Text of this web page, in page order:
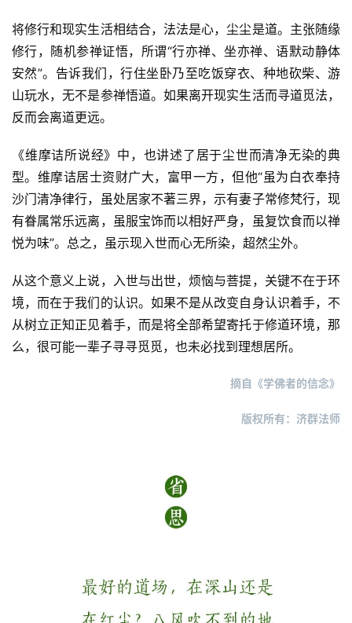
资
讯
八
点
僧
将修行和现实生活相结合，法法是心，尘尘是道。主张随缘
修行，随机参禅证悟，所谓“行亦禅、坐亦禅、语默动静体
安然”。告诉我们，行住坐卧乃至吃饭穿衣、种地砍柴、游
山玩水，无不是参禅悟道。如果离开现实生活而寻道觅法，
反而会离道更远。
《维摩诘所说经》中，也讲述了居于尘世而清净无染的典
型。维摩诘居士资财广大，富甲一方，但他“虽为白衣奉持
沙门清净律行，虽处居家不著三界，示有妻子常修梵行，现
有眷属常乐远离，虽服宝饰而以相好严身，虽复饮食而以禅
悦为味”。总之，虽示现入世而心无所染，超然尘外。
从这个意义上说，入世与出世，烦恼与菩提，关键不在于环
境，而在于我们的认识。如果不是从改变自身认识着手，不
从树立正知正见着手，而是将全部希望寄托于修道环境，那
么，很可能一辈子寻寻觅觅，也未必找到理想居所。
摘自《学佛者的信念》
版权所有：济群法师